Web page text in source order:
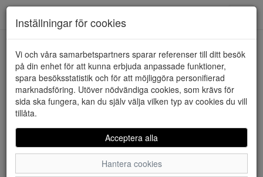
Dam - Slip in (62 artiklar)
Sortera efter:
Inställningar för cookies
Vi och våra samarbetspartners sparar referenser till ditt besök
på din enhet för att kunna erbjuda anpassade funktioner,
spara besöksstatistik och för att möjliggöra personifierad
marknadsföring. Utöver nödvändiga cookies, som krävs för
sida ska fungera, kan du själv välja vilken typ av cookies du vill
tillåta.
Acceptera alla
Hantera cookies